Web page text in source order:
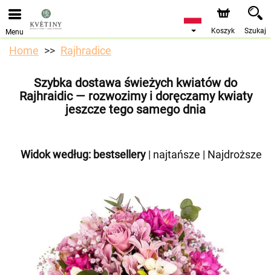
Przyjmujemy zamówienia za pośrednictwem naszego
sklepu internetowego. Najbliższy możliwy termin dostawy
to 10.08.2026 z powodu urlopu.
Menu Koszyk Szukaj
Home Rajhradice
Szybka dostawa świeżych kwiatów do
Rajhraidic — rozwozimy i doręczamy kwiaty
jeszcze tego samego dnia
Widok według: bestsellery | najtańsze | Najdroższe